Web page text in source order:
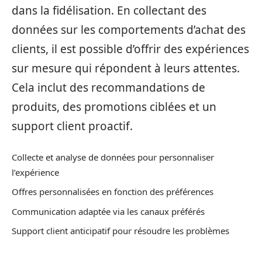
dans la fidélisation. En collectant des
données sur les comportements d’achat des
clients, il est possible d’offrir des expériences
sur mesure qui répondent à leurs attentes.
Cela inclut des recommandations de
produits, des promotions ciblées et un
support client proactif.
Collecte et analyse de données pour personnaliser
l’expérience
Offres personnalisées en fonction des préférences
Communication adaptée via les canaux préférés
Support client anticipatif pour résoudre les problèmes